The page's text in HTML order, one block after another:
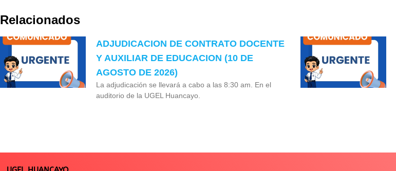
Relacionados
ADJUDICACION DE CONTRATO DOCENTE
Y AUXILIAR DE EDUCACION (10 DE
AGOSTO DE 2026)
La adjudicación se llevará a cabo a las 8:30 am. En el
auditorio de la UGEL Huancayo.